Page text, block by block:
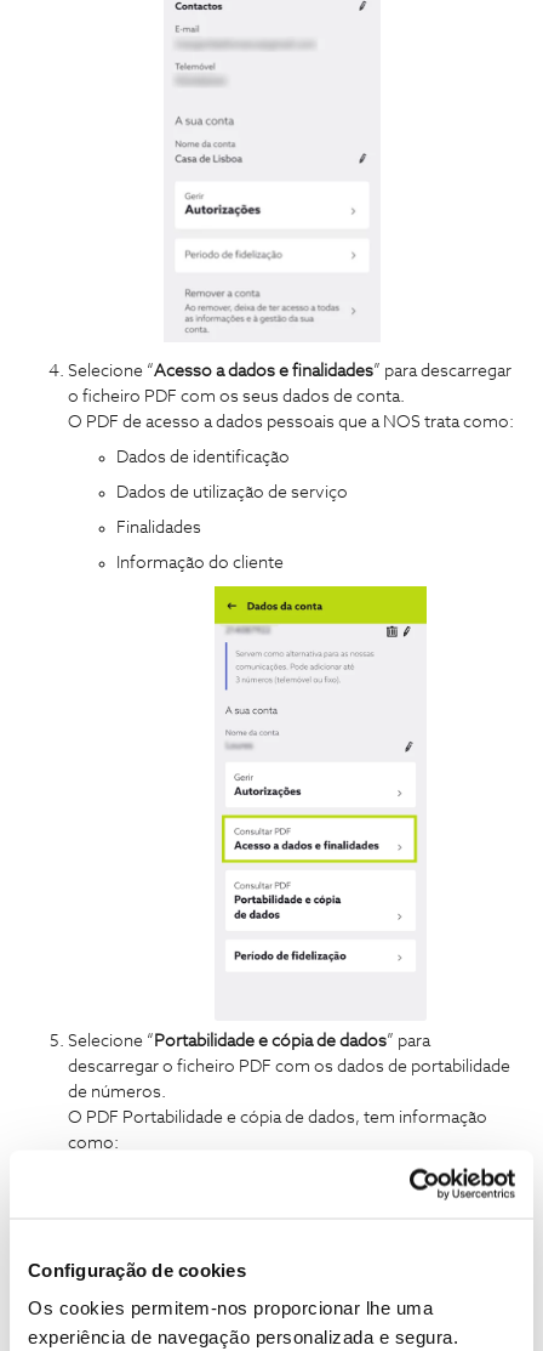
Configuração de cookies
Os cookies permitem-nos proporcionar lhe uma
experiência de navegação personalizada e segura.
Selecione “Acesso a dados e finalidades” para descarregar
o ficheiro PDF com os seus dados de conta.
O PDF de acesso a dados pessoais que a NOS trata como:
Dados de identificação
Dados de utilização de serviço
Finalidades
Informação do cliente
Selecione “ Portabilidade e cópia de dados” para
descarregar o ficheiro PDF com os dados de portabilidade
de números.
O PDF Portabilidade e cópia de dados, tem informação
como: